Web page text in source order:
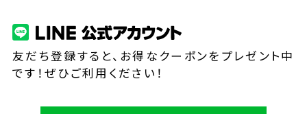
友だち登録すると、お得なクーポンをプレゼント中
です！ぜひご利用ください！